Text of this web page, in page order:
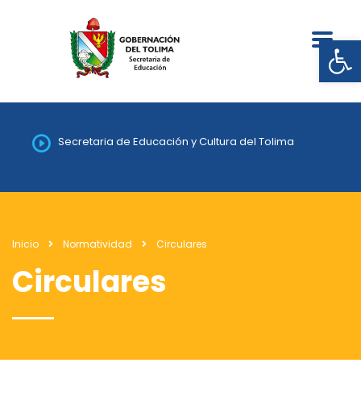
Secretaria de Educación y Cultura del Tolima
Inicio Normatividad Circulares
Circulares